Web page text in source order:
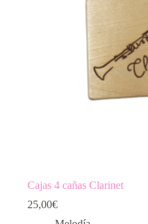
Cajas 4 cañas Clarinet
25,00€